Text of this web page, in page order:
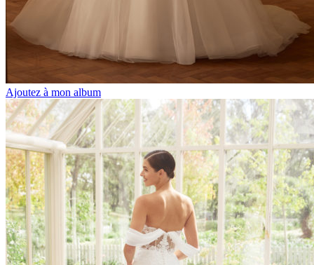
Ajoutez à mon album